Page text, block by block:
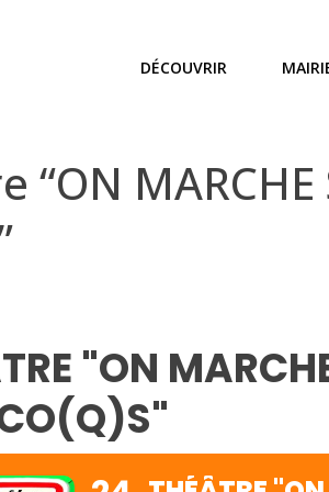
DÉCOUVRIR
“ON MARCHE
"ON